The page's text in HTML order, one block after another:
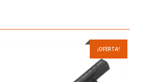
¡OFERTA!